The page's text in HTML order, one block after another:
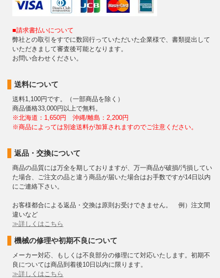
■請求書払いについて
弊社との取引をすでに数回行っていただいた企業様で、書類提出して
いただきまして審査後可能となります。
お問い合わせください。
送料について
送料1,100円です。（一部商品を除く）
商品価格33,000円以上で無料。
※北海道：1,650円 沖縄/離島：2,200円
※商品によっては別途送料が加算されますのでご注意ください。
返品・交換について
商品の品質には万全を期しておりますが、万一商品が破損/汚損してい
た場合、ご注文の品と違う商品が届いた場合はお手数ですが14日以内
にご連絡下さい。
お客様都合による返品・交換は原則お受けできません。 例）注文間
違いなど
≫詳しくはこちら
機械の修理や初期不良について
メーカー対応、もしくは不良部分の修理にて対応いたします。初期不
良については商品到着後10日以内に限ります。
≫詳しくはこちら